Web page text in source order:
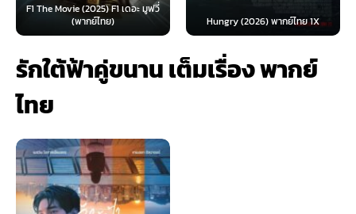
F1 The Movie (2025) F1 เดอะ มูฟวี่
(พากย์ไทย)
Hungry (2026) พากย์ไทย 1X
รักใต้ฟ้าคู่ขนาน เต็มเรื่อง พากย์
ไทย